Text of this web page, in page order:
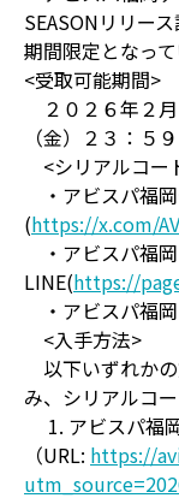
SEASONリリー
期間限定となっ
<受取可能期間>
２０２６年２
（金）２３：５９
<シリアルコー
・アビスパ福
(https://x.com/
・アビスパ福
LINE(https://
・アビスパ福
<入手方法>
以下いずれか
み、シリアルコ
1. アビスパ福
（URL: https://